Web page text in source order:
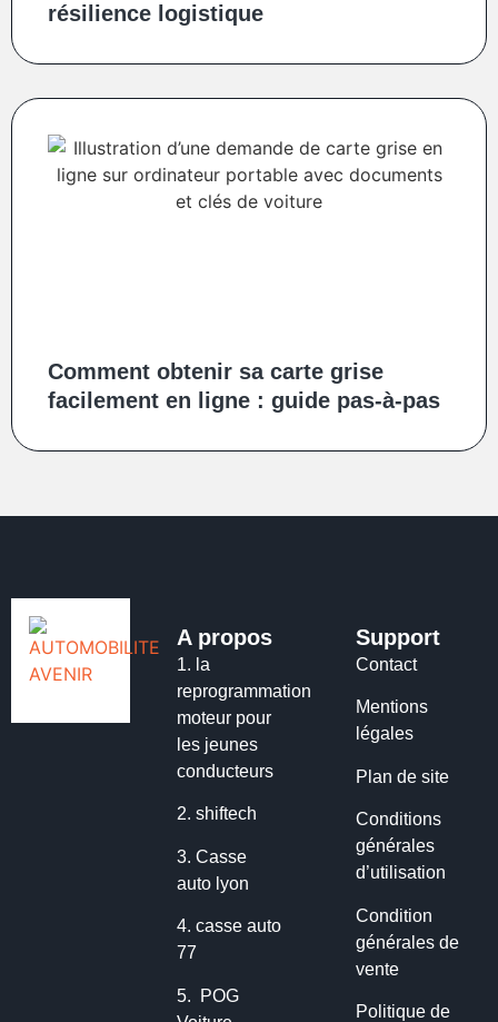
résilience logistique
Comment obtenir sa carte grise
facilement en ligne : guide pas-à-pas
A propos
1. la
reprogrammation
moteur pour
les jeunes
conducteurs
2.shiftech
3.Casse
auto lyon
4.casse auto
77
5. POG
Support
Contact
Mentions
légales
Plan de site
Conditions
générales
d’utilisation
Condition
générales de
vente
Politique de